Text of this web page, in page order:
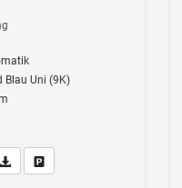
Blau Uni (9K)
Sie an
Fahrzeugexposé (PDF)
Fahrzeug parken